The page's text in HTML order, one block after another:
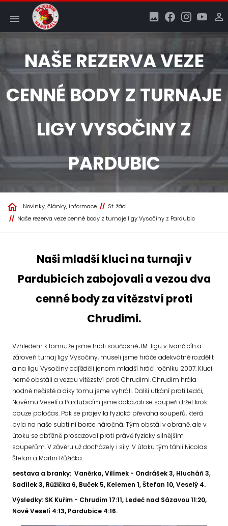
NAŠE REZERVA VEZE
CENNÉ BODY Z TURNAJE
LIGY VYSOČINY Z
PARDUBIC
Novinky, články, informace
St. žáci
Naše rezerva veze cenné body z turnaje ligy Vysočiny z Pardubic
Naši mladší kluci na turnaji v
Pardubicích zabojovali a vezou dva
cenné body za vítězství proti
Chrudimi.
Vzhledem k tomu, že jsme hráli současně JM-ligu v Ivančicíh a
zároveň turnaj ligy Vysočiny, museli jsme hráče adekvátně rozdělit
a na ligu Vysočiny odjížděli jenom mladší hráči ročníku 2007. Kluci
herně obstáli a vezou vítězství proti Chrudimi. Chrudim hrála
hodně nečistě a díky tomu jsme vyhráli. Další utkání proti Ledči,
Novému Veselí a Pardubicím jsme dokázali se soupeři držet krok
pouze poločas. Pak se projevila fyzická převaha soupeřů, která
byla na naše subtilní borce náročná. Tým obstál v obraně, ale v
útoku se obtížně prosazoval proti právě fyzicky silnějším
soupeřům. V závěru už docházely i síly. V útoku tým táhli Nicolas
Štefan a Martin Růžička.
sestava a branky: Vaněrka, Vilímek - Ondrášek 3, Hlucháň 3,
Sadílek 3, Růžička 6, Buček 5, Kelemen 1, Štefan 10, Veselý 4.
Výsledky: SK Kuřim - Chrudim 17:11, Ledeč nad Sázavou 11:20,
Nové Veselí 4:13, Pardubice 4:16.